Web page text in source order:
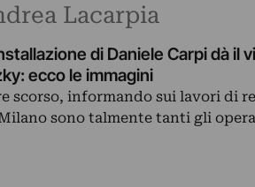
Lacarpia
di Daniele Carpi dà il
ecco le immagini
scorso, informando sui lavori di
sono talmente tanti gli